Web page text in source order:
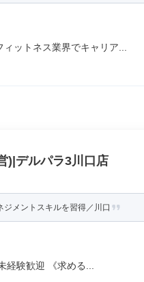
ットネス業界でキャリア...
)|デルパラ3川口店
メントスキルを習得／川口
験歓迎 《求める...